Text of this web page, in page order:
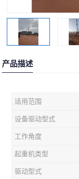
产品描述
适用范围
设备驱动型式
工作角度
起重机类型
驱动型式